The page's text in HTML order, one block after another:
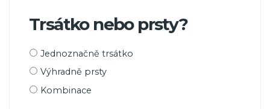
Trsátko nebo prsty?
Možnosti
Jednoznačně trsátko
Výhradně prsty
Kombinace